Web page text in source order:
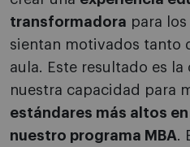
transformadora para
sientan motivados tanto
aula. Este resultado es
nuestra capacidad para
estándares más altos
nuestro programa MBA.